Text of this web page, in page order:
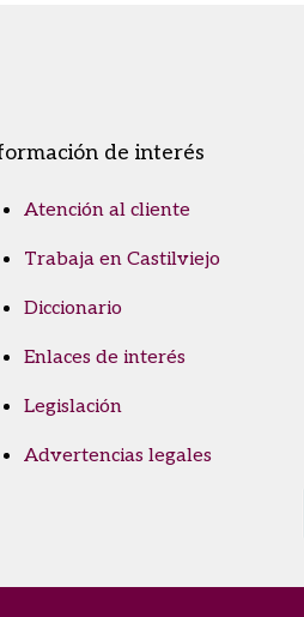
de interés
Atención al cliente
Trabaja en Castilviejo
Diccionario
Enlaces de interés
Legislación
Advertencias legales